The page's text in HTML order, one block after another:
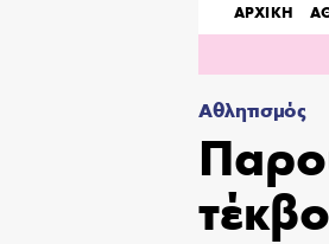
AΡΧΙΚΗ
Αθλητισμός